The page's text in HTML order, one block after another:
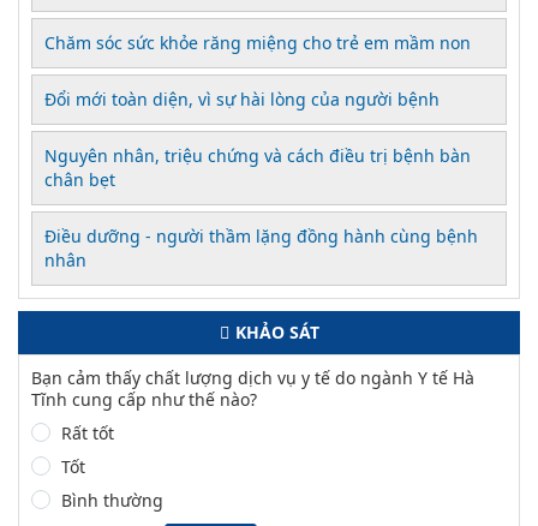
Chăm sóc sức khỏe răng miệng cho trẻ em mầm non
Đổi mới toàn diện, vì sự hài lòng của người bệnh
Nguyên nhân, triệu chứng và cách điều trị bệnh bàn
chân bẹt
Điều dưỡng - người thầm lặng đồng hành cùng bệnh
nhân
KHẢO SÁT
Bạn cảm thấy chất lượng dịch vụ y tế do ngành Y tế Hà
Tĩnh cung cấp như thế nào?
Rất tốt
Tốt
Bình thường